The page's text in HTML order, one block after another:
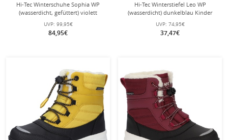
Hi-Tec Winterschuhe Sophia WP
(wasserdicht, gefüttert) violett
Damen
UVP: 99,95€
84,95€
Hi-Tec Winterstiefel Leo WP
(wasserdicht) dunkelblau Kinder
UVP: 74,95€
37,47€